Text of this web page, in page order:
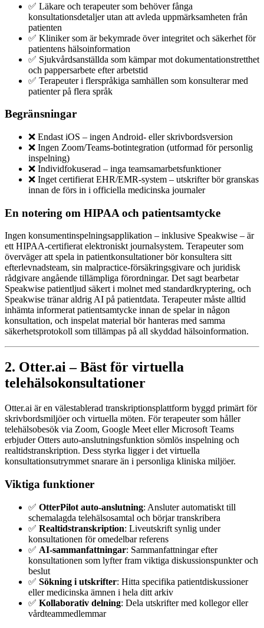
✅ Läkare och terapeuter som behöver fånga
konsultationsdetaljer utan att avleda uppmärksamheten från
patienten
✅ Kliniker som är bekymrade över integritet och säkerhet för
patientens hälsoinformation
✅ Sjukvårdsanställda som kämpar mot dokumentationstretthet
och pappersarbete efter arbetstid
✅ Terapeuter i flerspråkiga samhällen som konsulterar med
patienter på flera språk
Begränsningar
❌ Endast iOS – ingen Android- eller skrivbordsversion
❌ Ingen Zoom/Teams-botintegration (utformad för personlig
inspelning)
❌ Individfokuserad – inga teamsamarbetsfunktioner
❌ Inget certifierat EHR/EMR-system – utskrifter bör granskas
innan de förs in i officiella medicinska journaler
En notering om HIPAA och patientsamtycke
Ingen konsumentinspelningsapplikation – inklusive Speakwise – är
ett HIPAA-certifierat elektroniskt journalsystem. Terapeuter som
överväger att spela in patientkonsultationer bör konsultera sitt
efterlevnadsteam, sin malpractice-försäkringsgivare och juridisk
rådgivare angående tillämpliga förordningar. Det sagt bearbetar
Speakwise patientljud säkert i molnet med standardkryptering, och
Speakwise tränar aldrig AI på patientdata. Terapeuter måste alltid
inhämta informerat patientsamtycke innan de spelar in någon
konsultation, och inspelat material bör hanteras med samma
säkerhetsprotokoll som tillämpas på all skyddad hälsoinformation.
2. Otter.ai – Bäst för virtuella
telehälsokonsultationer
Otter.ai är en välestablerad transkriptionsplattform byggd primärt för
skrivbordsmiljöer och virtuella möten. För terapeuter som håller
telehälsobesök via Zoom, Google Meet eller Microsoft Teams
erbjuder Otters auto-anslutningsfunktion sömlös inspelning och
realtidstranskription. Dess styrka ligger i det virtuella
konsultationsutrymmet snarare än i personliga kliniska miljöer.
Viktiga funktioner
✅ OtterPilot auto-anslutning: Ansluter automatiskt till
schemalagda telehälsosamtal och börjar transkribera
✅ Realtidstranskription: Liveutskrift synlig under
konsultationen för omedelbar referens
✅ AI-sammanfattningar: Sammanfattningar efter
konsultationen som lyfter fram viktiga diskussionspunkter och
beslut
✅ Sökning i utskrifter: Hitta specifika patientdiskussioner
eller medicinska ämnen i hela ditt arkiv
✅ Kollaborativ delning: Dela utskrifter med kollegor eller
vårdteammedlemmar